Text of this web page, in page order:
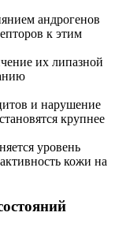
андрогенов
к этим
их липазной
и нарушение
крупнее
уровень
кожи на